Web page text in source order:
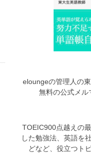
eloungeの管理人の
無料の公式メル
TOEIC900点越えの
した勉強法、英語を
どなど、役立つト